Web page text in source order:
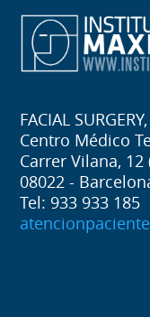
FACIAL
Centro Médico
Carrer Vilana, 12
08022 -
Tel: 933 933 185